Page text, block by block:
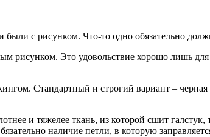
были с рисунком. Что-то одно обязательно
рисунком. Это удовольствие хорошо лишь
Стандартный и строгий вариант –
и тяжелее ткань, из которой сшит
наличие петли, в которую